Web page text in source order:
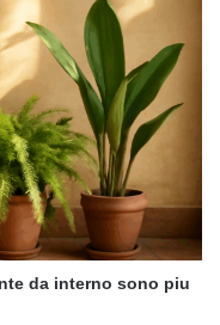
da interno sono piu